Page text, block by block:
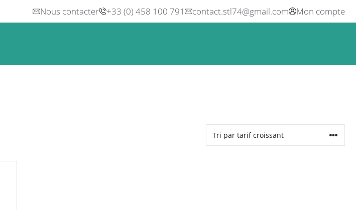
Nous contacter +33 (0) 458 100 791 contact.stl74@gmail.com Mon compte